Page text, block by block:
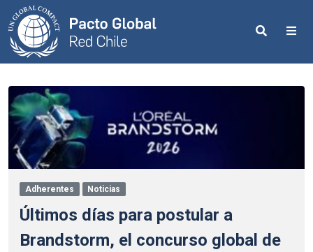
Search
Adherentes Noticias
Últimos días para postular a
Brandstorm, el concurso global de